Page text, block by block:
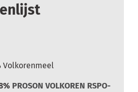
Volkorenmeel
PROSON VOLKOREN RSPO-